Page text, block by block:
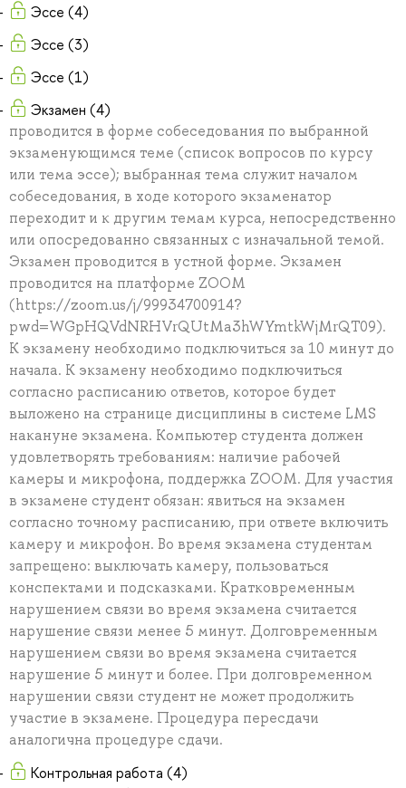
Эссе (4)
Эссе (3)
Эссе (1)
Экзамен (4)
проводится в форме собеседования по выбранной
экзаменующимся теме (список вопросов по курсу
или тема эссе); выбранная тема служит началом
собеседования, в ходе которого экзаменатор
переходит и к другим темам курса, непосредственно
или опосредованно связанных с изначальной темой.
Экзамен проводится в устной форме. Экзамен
проводится на платформе ZOOM
(https://zoom.us/j/99934700914?
pwd=WGpHQVdNRHVrQUtMa3hWYmtkWjMrQT09).
К экзамену необходимо подключиться за 10 минут до
начала. К экзамену необходимо подключиться
согласно расписанию ответов, которое будет
выложено на странице дисциплины в системе LMS
накануне экзамена. Компьютер студента должен
удовлетворять требованиям: наличие рабочей
камеры и микрофона, поддержка ZOOM. Для участия
в экзамене студент обязан: явиться на экзамен
согласно точному расписанию, при ответе включить
камеру и микрофон. Во время экзамена студентам
запрещено: выключать камеру, пользоваться
конспектами и подсказками. Кратковременным
нарушением связи во время экзамена считается
нарушение связи менее 5 минут. Долговременным
нарушением связи во время экзамена считается
нарушение 5 минут и более. При долговременном
нарушении связи студент не может продолжить
участие в экзамене. Процедура пересдачи
аналогична процедуре сдачи.
Контрольная работа (4)